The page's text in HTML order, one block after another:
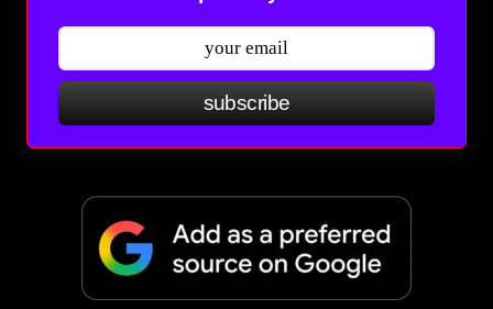
subscribe